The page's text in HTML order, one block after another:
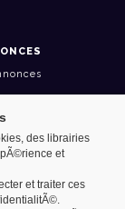
des librairies
et
et traiter ces